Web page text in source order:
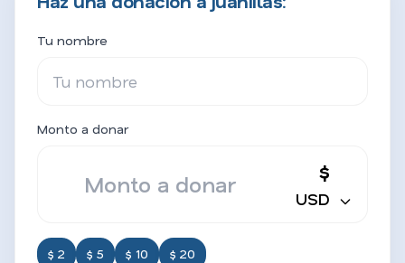
Tu nombre
Monto a donar
$
USD
$ 2 $ 5 $ 10 $ 20